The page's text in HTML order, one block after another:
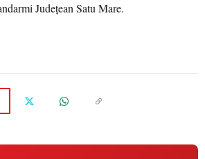
Județean Satu Mare.